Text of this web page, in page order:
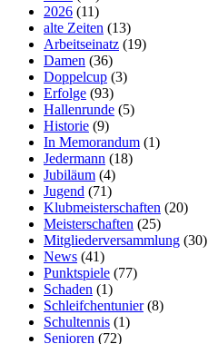
2026 (11)
alte Zeiten (13)
Arbeitseinatz (19)
Damen (36)
Doppelcup (3)
Erfolge (93)
Hallenrunde (5)
Historie (9)
In Memorandum (1)
Jedermann (18)
Jubiläum (4)
Jugend (71)
Klubmeisterschaften (20)
Meisterschaften (25)
Mitgliederversammlung (30)
News (41)
Punktspiele (77)
Schaden (1)
Schleifchentunier(8)
Schultennis (1)
Senioren (72)